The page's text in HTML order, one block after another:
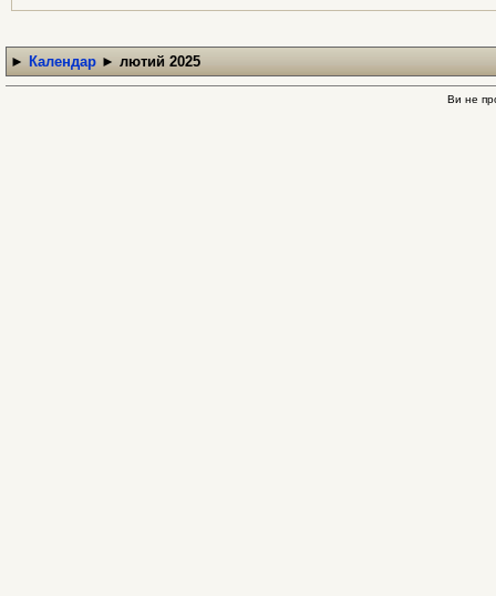
► Календар ► лютий 2025
Ви не